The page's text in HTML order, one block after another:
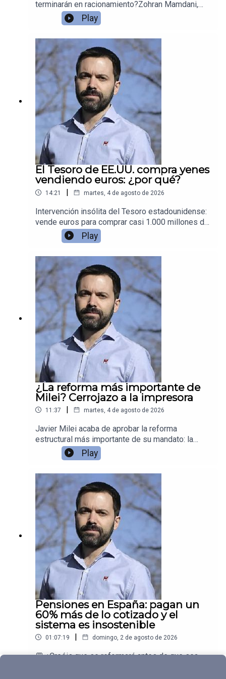
terminarán en racionamiento?Zohran Mamdani,
alcalde de Nueva York, prometió supermercados
públicos con descuentos de hasta el 30% en
productos básicos. El problema: esa rebaja no
viene de mejor gestión, sino de subsidios
pagados por el contribuyente.Juan Ramón Rallo
explica por qué esta política genera arbitraje
especulativo, acaparamiento y la necesidad de
racionar con tarjetas de fidelización (el
equivalente neoyorquino a la libreta de
abastecimiento cubana). Una receta fallida que ya
se aplicó en Cuba y Venezuela.
Play
El Tesoro de EE.UU. compra yenes
vendiendo euros: ¿por qué?
14:21 | martes, 4 de agosto de 2026
Intervención insólita del Tesoro estadounidense:
vende euros para comprar casi 1.000 millones de
dólares en yenes.
Play
¿La reforma más importante de
Milei? Cerrojazo a la impresora
11:37 | martes, 4 de agosto de 2026
Javier Milei acaba de aprobar la reforma
estructural más importante de su mandato: la
nueva Carta Orgánica del Banco Central y unas
reglas fiscales que ponen grilletes al Tesoro
Play
Pensiones en España: pagan un
60% más de lo cotizado y el
sistema es insostenible
01:07:19 | domingo, 2 de agosto de 2026
💬 ¿Creéis que se reformará antes de que sea